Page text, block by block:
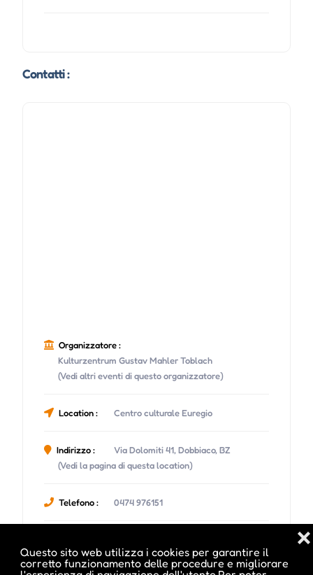
Questo sito web utilizza i cookies per garantire il
corretto funzionamento delle procedure e migliorare
❌
Contatti :
Organizzatore :
Kulturzentrum Gustav Mahler Toblach
(Vedi altri eventi di questo organizzatore)
Location : Centro culturale Euregio
Indirizzo :
Via Dolomiti 41, Dobbiaco, BZ
(Vedi la pagina di questa location)
Telefono : 0474 976151